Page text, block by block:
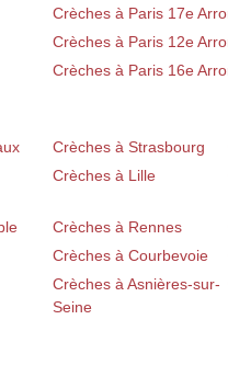
Crèches à Paris 17e
Crèches à Paris 12e
Crèches à Paris 16e
Crèches à Strasbourg
Crèches à Lille
Crèches à Rennes
Crèches à Courbevoie
Crèches à Asnières-sur-
Seine